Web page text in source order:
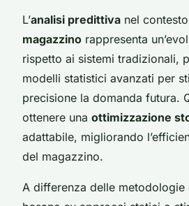
L’analisi predittiva nel
magazzino rappresenta
rispetto ai sistemi tradizionali,
modelli statistici avanzati per
precisione la domanda futura.
ottenere una ottimizzazione
adattabile, migliorando
del magazzino.
A differenza delle metodologie